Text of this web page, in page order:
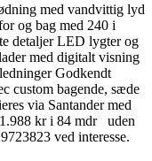
med vandvittig lyd
og bag med 240 i
detaljer LED lygter og
med digitalt visning
Godkendt
custom bagende, sæde
via Santander med
kr i 84 mdr uden
ved interesse.